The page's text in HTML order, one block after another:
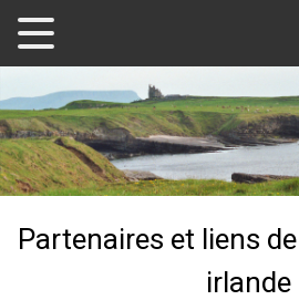
Partenaires et liens
irlande